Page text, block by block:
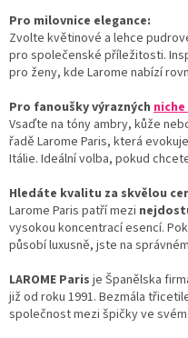
Pro milovnice elegance:
Zvolte květinové a lehce
pro společenské příležitosti.
pro ženy, kde Larome nabízí
Pro fanoušky výrazných
Vsaďte na tóny ambry, kůže
řadě Larome Paris, která
Itálie. Ideální volba, pokud
Hledáte kvalitu za skvělou
Larome Paris patří mezi
vysokou koncentrací esencí.
působí luxusně, jste na
LAROME Paris je Španělska
již od roku 1991. Bezmála
společnost mezi špičky ve